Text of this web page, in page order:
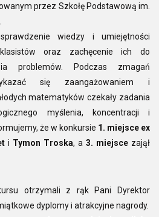
przez Szkołę Podstawową im.
wiedzy i umiejętności
oraz zachęcenie ich do
problemów. Podczas zmagań
się zaangażowaniem i
matematyków czekały zadania
myślenia, koncentracji i
że w konkursie 1. miejsce ex
i Tymon Troska, a 3. miejsce zajął
otrzymali z rąk Pani Dyrektor
dyplomy i atrakcyjne nagrody.